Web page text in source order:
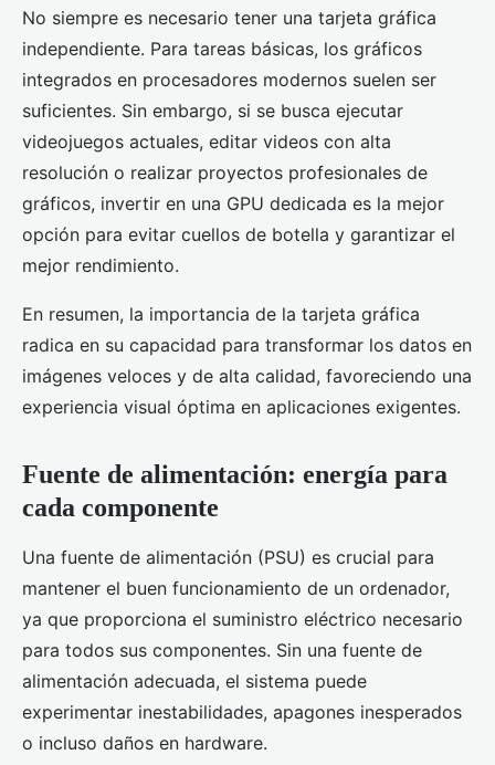
No siempre es necesario tener una tarjeta gráfica
independiente. Para tareas básicas, los gráficos
integrados en procesadores modernos suelen ser
suficientes. Sin embargo, si se busca ejecutar
videojuegos actuales, editar videos con alta
resolución o realizar proyectos profesionales de
gráficos, invertir en una GPU dedicada es la mejor
opción para evitar cuellos de botella y garantizar el
mejor rendimiento.
En resumen, la importancia de la tarjeta gráfica
radica en su capacidad para transformar los datos en
imágenes veloces y de alta calidad, favoreciendo una
experiencia visual óptima en aplicaciones exigentes.
Fuente de alimentación: energía para
cada componente
Una fuente de alimentación (PSU) es crucial para
mantener el buen funcionamiento de un ordenador,
ya que proporciona el suministro eléctrico necesario
para todos sus componentes. Sin una fuente de
alimentación adecuada, el sistema puede
experimentar inestabilidades, apagones inesperados
o incluso daños en hardware.